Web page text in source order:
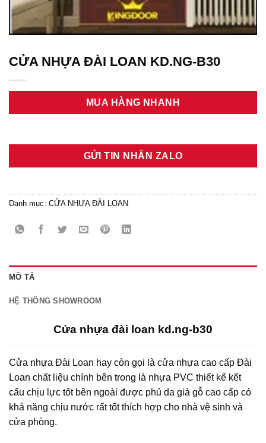
CỬA NHỰA ĐÀI LOAN KD.NG-B30
MUA HÀNG NHANH
GỬI TIN NHẮN ZALO
Danh mục: CỬA NHỰA ĐÀI LOAN
MÔ TẢ
HỆ THỐNG SHOWROOM
Cửa nhựa đài loan kd.ng-b30
Cửa nhựa Đài Loan hay còn gọi là cửa nhựa cao cấp Đài
Loan chất liệu chính bên trong là nhựa PVC thiết kế kết
cấu chịu lực tốt bên ngoài được phủ da giả gỗ cao cấp có
khả năng chịu nước rất tốt thích hợp cho nhà vệ sinh và
cửa phòng.